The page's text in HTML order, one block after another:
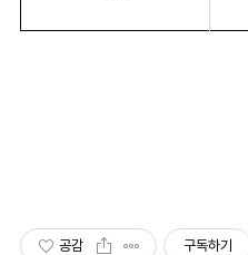
공감 구독하기